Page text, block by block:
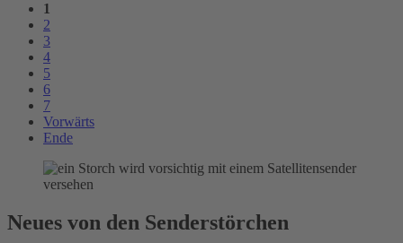
1
2
3
4
5
6
7
Vorwärts
Ende
Neues von den Senderstörchen